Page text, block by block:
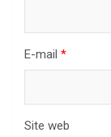
E-mail *
Site web